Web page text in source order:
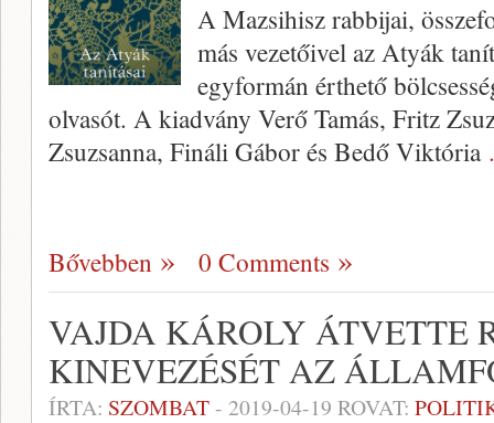
A Mazsihisz rabbijai,
más vezetőivel az Atyák
egyformán érthető
olvasót. A kiadvány Verő Tamás, Fritz
Zsuzsanna, Fináli Gábor és Bedő Viktória
Bővebben 0 Comments
VAJDA KÁROLY ÁTVETTE
KINEVEZÉSÉT AZ
ÍRTA: SZOMBAT- 2019-04-19 ROVAT: